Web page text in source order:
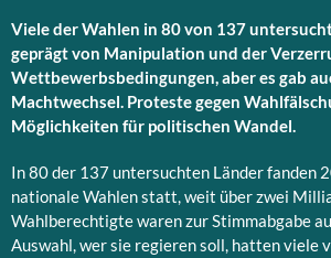
Viele der Wahlen in 80 von 137
geprägt von Manipulation und der
Wettbewerbsbedingungen, aber es gab
Machtwechsel. Proteste gegen
Möglichkeiten für politischen Wandel.
In 80 der 137 untersuchten Länder fanden
nationale Wahlen statt, weit über zwei
Wahlberechtigte waren zur Stimmabgabe
Auswahl, wer sie regieren soll, hatten viele